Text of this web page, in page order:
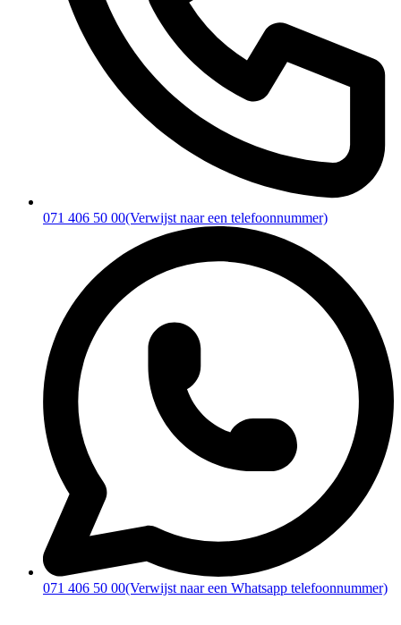
071 406 50 00(Verwijst naar een telefoonnummer)
071 406 50 00(Verwijst naar een Whatsapp telefoonnummer)